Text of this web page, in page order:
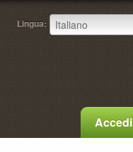
Lingua:
Accedi